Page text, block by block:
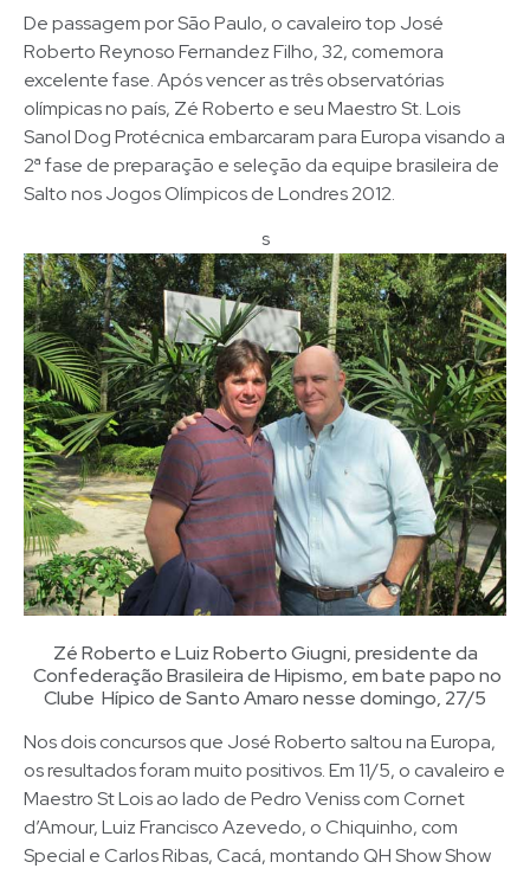
De passagem por São Paulo, o cavaleiro top José
Roberto Reynoso Fernandez Filho, 32, comemora
excelente fase. Após vencer as três observatórias
olímpicas no país, Zé Roberto e seu Maestro St. Lois
Sanol Dog Protécnica embarcaram para Europa visando a
2ª fase de preparação e seleção da equipe brasileira de
Salto nos Jogos Olímpicos de Londres 2012.
s
Zé Roberto e Luiz Roberto Giugni, presidente da
Confederação Brasileira de Hipismo, em bate papo no
Clube Hípico de Santo Amaro nesse domingo, 27/5
Nos dois concursos que José Roberto saltou na Europa,
os resultados foram muito positivos. Em 11/5, o cavaleiro e
Maestro St Lois ao lado de Pedro Veniss com Cornet
d’Amour, Luiz Francisco Azevedo, o Chiquinho, com
Special e Carlos Ribas, Cacá, montando QH Show Show